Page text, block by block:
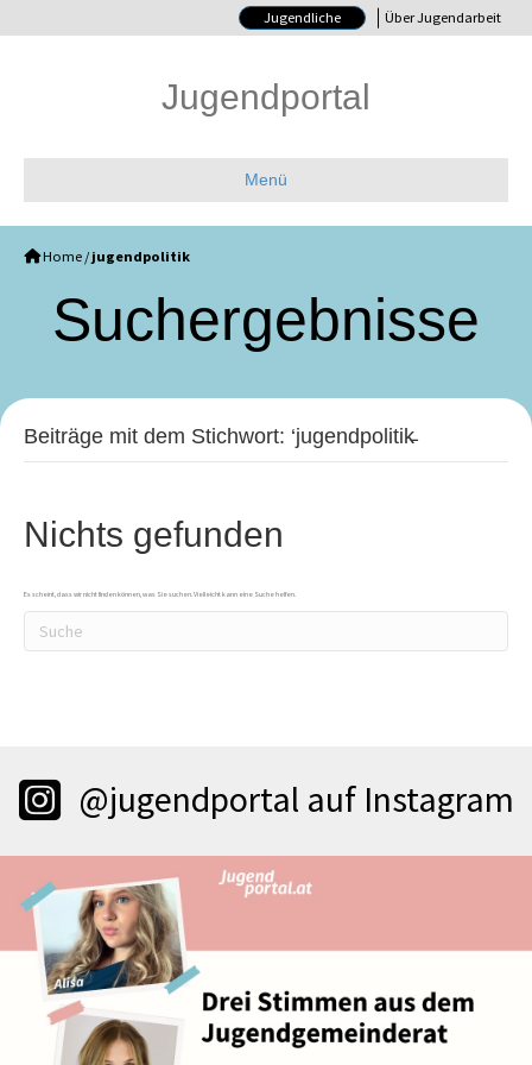
Jugendliche Über Jugendarbeit
Jugendportal
Menü
Home / jugendpolitik
Such­ergebnisse
Beiträge mit dem Stichwort: ‘jugendpolitik̵
Nichts gefunden
Es scheint, dass wir nicht finden können, was Sie suchen. Vielleicht kann eine Suche helfen.
@jugendportal auf Instagram